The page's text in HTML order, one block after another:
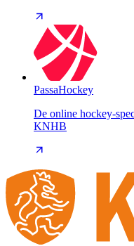
PassaHockey
De online hockey-
KNHB